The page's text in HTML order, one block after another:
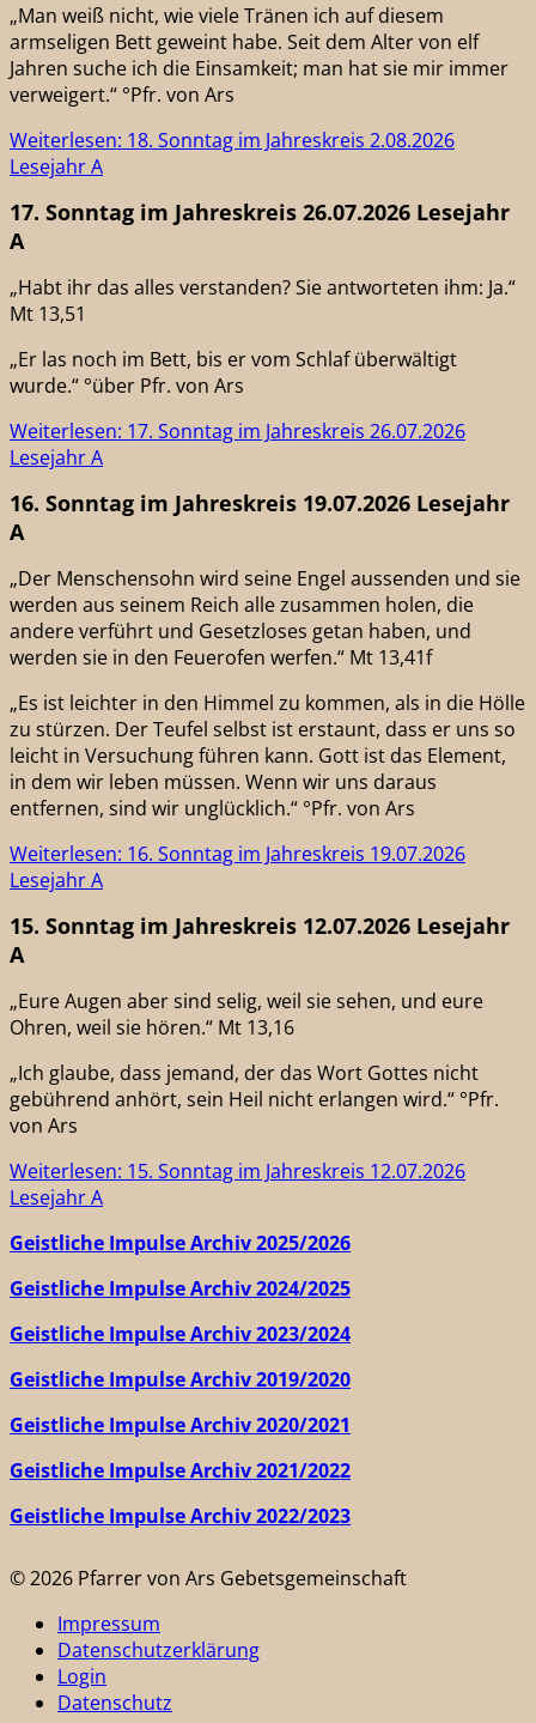
„Man weiß nicht, wie viele Tränen ich auf diesem
armseligen Bett geweint habe. Seit dem Alter von elf
Jahren suche ich die Einsamkeit; man hat sie mir immer
verweigert.“ °Pfr. von Ars
Weiterlesen: 18. Sonntag im Jahreskreis 2.08.2026
Lesejahr A
17. Sonntag im Jahreskreis 26.07.2026 Lesejahr
A
„Habt ihr das alles verstanden? Sie antworteten ihm: Ja.“
Mt 13,51
„Er las noch im Bett, bis er vom Schlaf überwältigt
wurde.“ °über Pfr. von Ars
Weiterlesen: 17. Sonntag im Jahreskreis 26.07.2026
Lesejahr A
16. Sonntag im Jahreskreis 19.07.2026 Lesejahr
A
„Der Menschensohn wird seine Engel aussenden und sie
werden aus seinem Reich alle zusammen holen, die
andere verführt und Gesetzloses getan haben, und
werden sie in den Feuerofen werfen.“ Mt 13,41f
„Es ist leichter in den Himmel zu kommen, als in die Hölle
zu stürzen. Der Teufel selbst ist erstaunt, dass er uns so
leicht in Versuchung führen kann. Gott ist das Element,
in dem wir leben müssen. Wenn wir uns daraus
entfernen, sind wir unglücklich.“ °Pfr. von Ars
Weiterlesen: 16. Sonntag im Jahreskreis 19.07.2026
Lesejahr A
15. Sonntag im Jahreskreis 12.07.2026 Lesejahr
A
„Eure Augen aber sind selig, weil sie sehen, und eure
Ohren, weil sie hören.“ Mt 13,16
„Ich glaube, dass jemand, der das Wort Gottes nicht
gebührend anhört, sein Heil nicht erlangen wird.“ °Pfr.
von Ars
Weiterlesen: 15. Sonntag im Jahreskreis 12.07.2026
Lesejahr A
Geistliche Impulse Archiv 2025/2026
Geistliche Impulse Archiv 2024/2025
Geistliche Impulse Archiv 2023/2024
Geistliche Impulse Archiv 2019/2020
Geistliche Impulse Archiv 2020/2021
Geistliche Impulse Archiv 2021/2022
Geistliche Impulse Archiv 2022/2023
© 2026 Pfarrer von Ars Gebetsgemeinschaft
Impressum
Datenschutzerklärung
Login
Datenschutz